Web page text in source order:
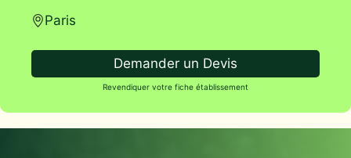
Paris
Demander un Devis
Revendiquer votre fiche établissement